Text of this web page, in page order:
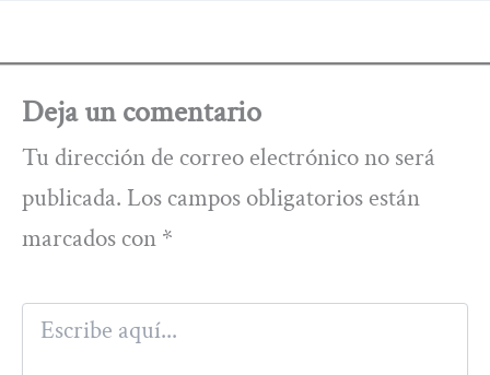
Deja un comentario
Tu dirección de correo electrónico no será
publicada. Los campos obligatorios están
marcados con *
Escribe
aquí...